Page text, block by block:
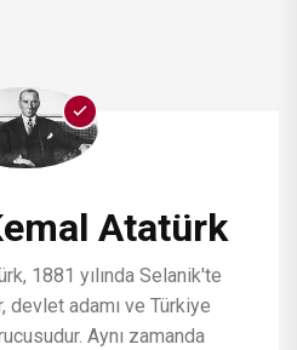
Atatürk
1881 yılında Selanik'te
devlet adamı ve Türkiye
Aynı zamanda